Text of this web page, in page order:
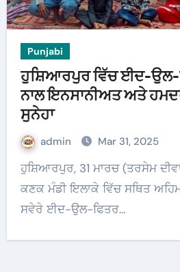
Punjabi
ਹੁਸ਼ਿਆਰਪੁਰ ਵਿੱਚ ਈਦ-ਉਲ-
ਨਾਲ ਇਨਸਾਨੀਅਤ ਅਤੇ
ਸੁਨੇਹਾ
admin Mar 31, 2025
ਹੁਸ਼ਿਆਰਪੁਰ, 31 ਮਾਰਚ (ਤਰਸੇਮ ਦੀਵਾਨਾ) ਹੁਸ਼ਿਆਰਪੁਰ ਦੇ
ਕਣਕ ਮੰਡੀ ਇਲਾਕੇ ਵਿੱਚ ਸਥਿਤ
ਸਵੇਰੇ ਈਦ-ਉਲ-ਫਿਤਰ…